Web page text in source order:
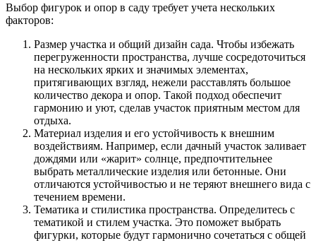
Выбор фигурок и опор в саду требует учета нескольких
факторов:
Размер участка и общий дизайн сада. Чтобы избежать
перегруженности пространства, лучше сосредоточиться
на нескольких ярких и значимых элементах,
притягивающих взгляд, нежели расставлять большое
количество декора и опор. Такой подход обеспечит
гармонию и уют, сделав участок приятным местом для
отдыха.
Материал изделия и его устойчивость к внешним
воздействиям. Например, если дачный участок заливает
дождями или «жарит» солнце, предпочтительнее
выбрать металлические изделия или бетонные. Они
отличаются устойчивостью и не теряют внешнего вида с
течением времени.
Тематика и стилистика пространства. Определитесь с
тематикой и стилем участка. Это поможет выбрать
фигурки, которые будут гармонично сочетаться с общей